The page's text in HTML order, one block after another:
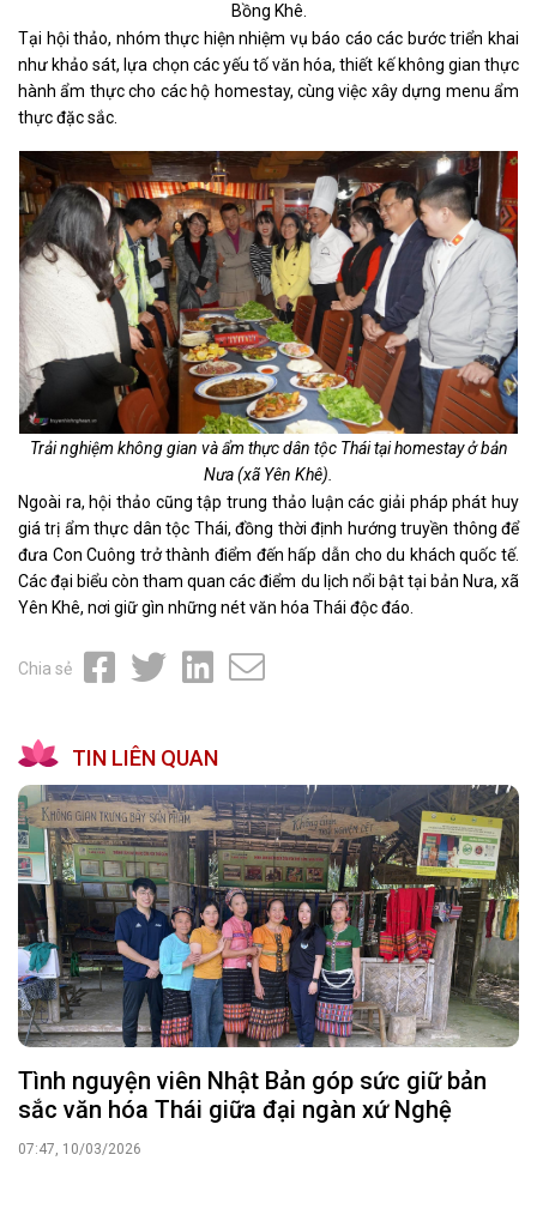
Bồng Khê.
Tại hội thảo, nhóm thực hiện nhiệm vụ báo cáo các bước triển khai
như khảo sát, lựa chọn các yếu tố văn hóa, thiết kế không gian thực
hành ẩm thực cho các hộ homestay, cùng việc xây dựng menu ẩm
thực đặc sắc.
Trải nghiệm không gian và ẩm thực dân tộc Thái tại homestay ở bản
Nưa (xã Yên Khê).
Ngoài ra, hội thảo cũng tập trung thảo luận các giải pháp phát huy
giá trị ẩm thực dân tộc Thái, đồng thời định hướng truyền thông để
đưa Con Cuông trở thành điểm đến hấp dẫn cho du khách quốc tế.
Các đại biểu còn tham quan các điểm du lịch nổi bật tại bản Nưa, xã
Yên Khê, nơi giữ gìn những nét văn hóa Thái độc đáo.
Chia sẻ
TIN LIÊN QUAN
Tình nguyện viên Nhật Bản góp sức giữ bản
sắc văn hóa Thái giữa đại ngàn xứ Nghệ
07:47, 10/03/2026